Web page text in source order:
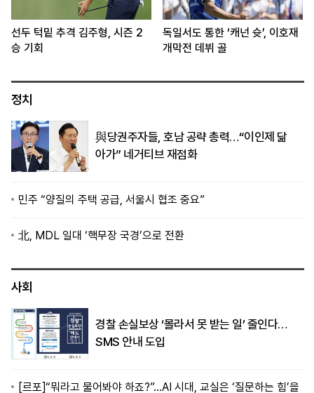
선두 턱밑 추격 김주형, 시즌 2
승 기회
독일서도 통한 ‘캐넌 슛’, 이호재
개막전 데뷔 골
정치
與당권주자들, 호남 공략 총력…“이인제 닮
아가” 네거티브 재점화
민주 “양질의 주택 공급, 서울시 협조 중요”
北, MDL 일대 ‘핵무장 국경’으로 전환
사회
경찰 손실보상 ‘몰라서 못 받는 일’ 줄인다…
SMS 안내 도입
[르포]“뭐라고 물어봐야 하죠?”…AI 시대, 교실은 ‘질문하는 힘’을